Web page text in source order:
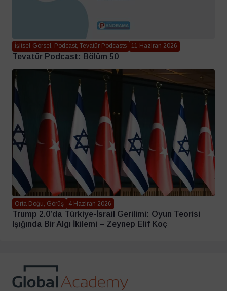
İşitsel-Görsel, Podcast, Tevatür Podcasts 11 Haziran 2026
Tevatür Podcast: Bölüm 50
Orta Doğu, Görüş 4 Haziran 2026
Trump 2.0’da Türkiye-İsrail Gerilimi: Oyun Teorisi
Işığında Bir Algı İkilemi – Zeynep Elif Koç